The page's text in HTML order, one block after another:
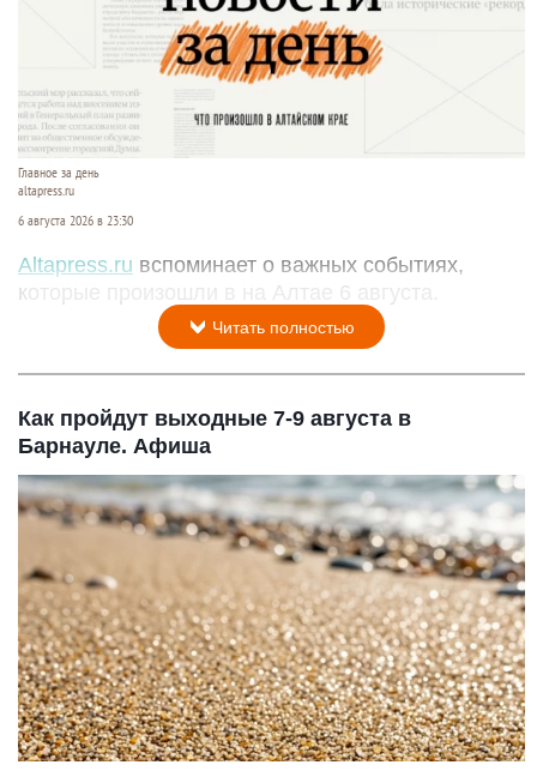
Главное за день
altapress.ru
6 августа 2026 в 23:30
Altapress.ru вспоминает о важных событиях,
которые произошли в на Алтае 6 августа.
Читать полностью
Как пройдут выходные 7-9 августа в
Барнауле. Афиша